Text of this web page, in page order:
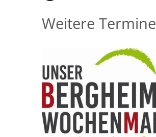
Weitere Termine